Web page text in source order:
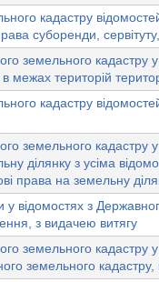
кадастру
суборенди,
земельного кадастру
межах територій
кадастру
земельного кадастру
ділянку з усіма
права на земельну
у відомостях з
з видачею витягу
земельного кадастру
земельного